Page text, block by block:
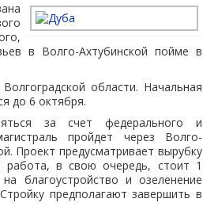
в Волго-Ахтубинской пойме в
области. Начальная
до 6 октября.
за счет федерального и
пройдет через Волго-
Проект предусматривает вырубку
работа, в свою очередь, стоит 1
благоустройство и озеленение
предполагают завершить в